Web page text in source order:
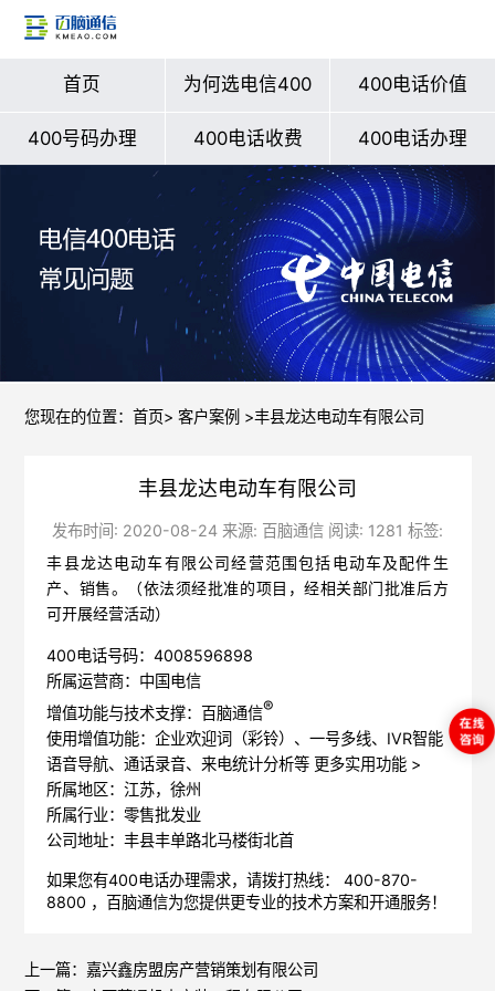
首页 为何选电信400 400电话价值
400号码办理 400电话收费 400电话办理
您现在的位置： 首页> 客户案例 >丰县龙达电动车有限公司
丰县龙达电动车有限公司
发布时间: 2020-08-24 来源: 百脑通信 阅读: 1281 标签:
丰县龙达电动车有限公司经营范围包括电动车及配件生
产、销售。（依法须经批准的项目，经相关部门批准后方
可开展经营活动）
400电话号码：4008596898
所属运营商：中国电信
增值功能与技术支撑：百脑通信®
使用增值功能：企业欢迎词（彩铃）、一号多线、IVR智能
语音导航、通话录音、来电统计分析等 更多实用功能 >
所属地区：江苏，徐州
所属行业：零售批发业
公司地址：丰县丰单路北马楼街北首
如果您有400电话办理需求，请拨打热线： 400-870-
8800 ， 百脑通信为您提供更专业的技术方案和开通服务！
上一篇： 嘉兴鑫房盟房产营销策划有限公司